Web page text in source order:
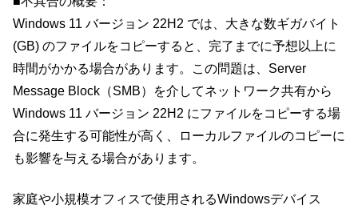
Windows 11 バージョン 22H2 では、大きな数ギガバイト
(GB) のファイルをコピーすると、完了までに予想以上に
時間がかかる場合があります。この問題は、Server
Message Block（SMB）を介してネットワーク共有から
Windows 11 バージョン 22H2 にファイルをコピーする場
合に発生する可能性が高く、ローカルファイルのコピーに
も影響を与える場合があります。
家庭や小規模オフィスで使用されるWindowsデバイス